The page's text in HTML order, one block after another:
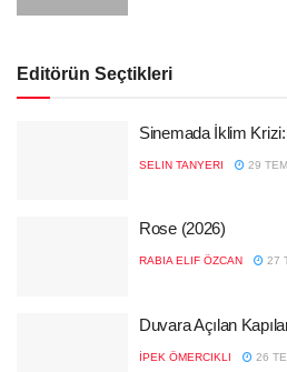
Editörün Seçtikleri
Sinemada İklim
SELIN TANYERI 29
Rose (2026)
RABIA ELIF ÖZCAN 27
Duvara Açılan
İPEK ÖMERCIKLI 26